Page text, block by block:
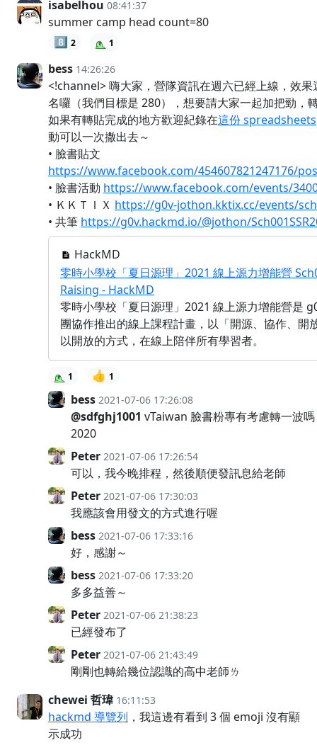
isabelhou 08:41:37
summer camp head count=80
8️⃣ 2 1
bess 14:26:26
<!channel> 嗨大家，營隊資訊在週六已經上線，效
名囉（我們目標是 280），想要請大家一起加把勁，
如果有轉貼完成的地方歡迎紀錄在這份 spreadsheets
動可以一次撒出去～
• 臉書貼文
https://www.facebook.com/454607821247176/
• 臉書活動 https://www.facebook.com/events/
• ＫＫＴＩＸ https://g0v-jothon.kktix.cc/events/
• 共筆 https://g0v.hackmd.io/@jothon/
HackMD
零時小學校「夏日源理」2021 線上源力增能營
Raising - HackMD
零時小學校「夏日源理」2021 線上源力增能營是
團協作推出的線上課程計畫，以「開源、協作、開
以開放的方式，在線上陪伴所有學習者。
1 👍 1
bess 2021-07-06 17:26:08
@sdfghj1001 vTaiwan 臉書粉專有考慮轉一波
2020
Peter 2021-07-06 17:26:54
可以，我今晚排程，然後順便發訊息給老師
Peter 2021-07-06 17:30:03
我應該會用發文的方式進行喔
bess 2021-07-06 17:33:16
好，感謝～
bess 2021-07-06 17:33:20
多多益善～
Peter 2021-07-06 21:38:23
已經發布了
Peter 2021-07-06 21:43:49
剛剛也轉給幾位認識的高中老師ㄌ
chewei 哲瑋 16:11:53
hackmd 導覽列 ，我這邊有看到 3 個 emoji 沒有顯
示成功